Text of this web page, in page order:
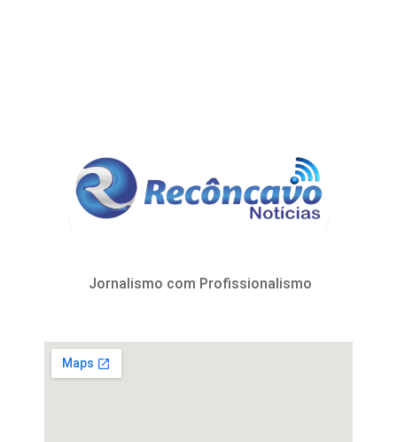
Jornalismo com Profissionalismo